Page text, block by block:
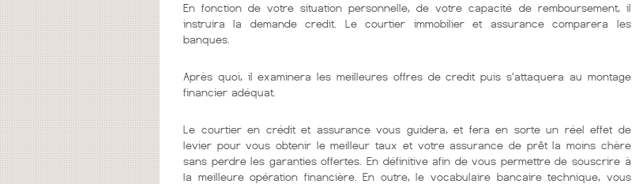
En fonction de votre situation personnelle, de votre capacité de remboursement, il
instruira la demande credit. Le courtier immobilier et assurance comparera les
banques.
Après quoi, il examinera les meilleures offres de credit puis s'attaquera au montage
financier adéquat.
Le courtier en crédit et assurance vous guidera, et fera en sorte un réel effet de
levier pour vous obtenir le meilleur taux et votre assurance de prêt la moins chère
sans perdre les garanties offertes. En définitive afin de vous permettre de souscrire à
la meilleure opération financière. En outre, le vocabulaire bancaire technique, vous